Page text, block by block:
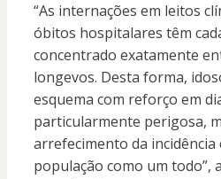
“As internações em leitos
óbitos hospitalares têm
concentrado exatamente
longevos. Desta forma,
esquema com reforço em
particularmente perigosa,
arrefecimento da incidência
população como um todo”,